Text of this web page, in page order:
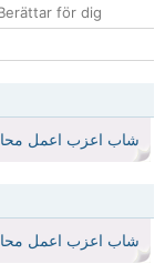
för dig
شاب اعزب اعمل
شاب اعزب اعمل